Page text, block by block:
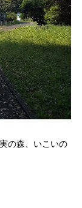
の森、いこいの